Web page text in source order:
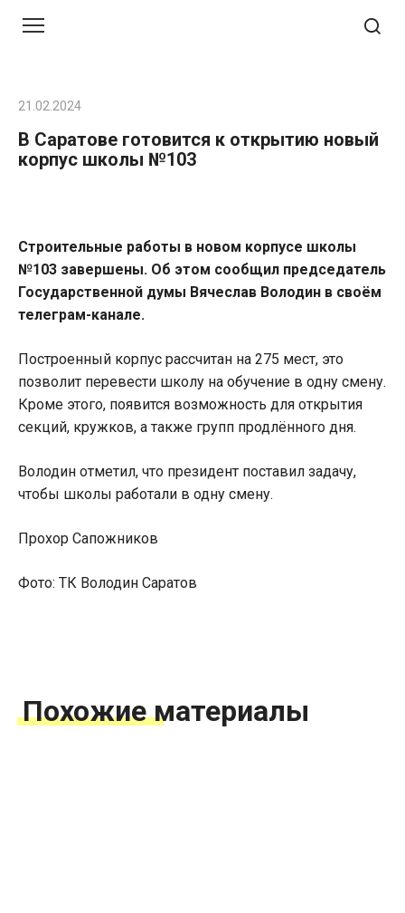
21.02.2024
В Саратове готовится к открытию новый
корпус школы №103
Строительные работы в новом корпусе школы
№103 завершены. Об этом сообщил председатель
Государственной думы Вячеслав Володин в своём
телеграм-канале.
Построенный корпус рассчитан на 275 мест, это
позволит перевести школу на обучение в одну смену.
Кроме этого, появится возможность для открытия
секций, кружков, а также групп продлённого дня.
Володин отметил, что президент поставил задачу,
чтобы школы работали в одну смену.
Прохор Сапожников
Фото: ТК Володин Саратов
Похожие материалы